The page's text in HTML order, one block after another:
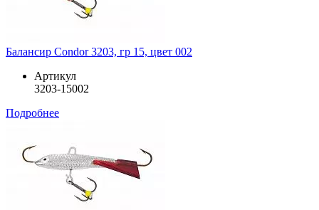
Балансир Condor 3203, гр 15, цвет 002
Артикул
3203-15002
Подробнее